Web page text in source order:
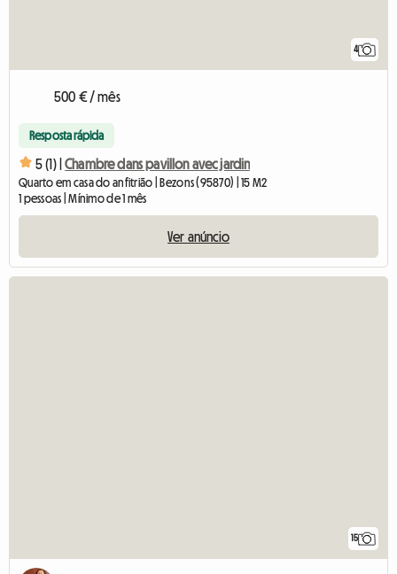
4
500 € / mês
Resposta rápida
5 (1) | Chambre dans pavillon avec jardin
Quarto em casa do anfitrião | Bezons (95870) | 15 M2
1 pessoas | Mínimo de 1 mês
Ver anúncio
15